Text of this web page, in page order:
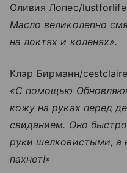
Оливия Лопес/
Масло великолепно
на локтях и коленях».
Клэр Бирманн/
«С помощью
кожу на руках перед
свиданием. Оно
руки шелковистыми,
пахнет!»